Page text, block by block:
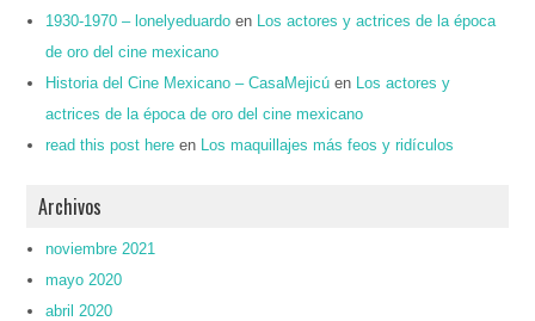
1930-1970 – lonelyeduardo en
Los actores y actrices de la época
de oro del cine mexicano
Historia del Cine Mexicano – CasaMejicú en
Los actores y
actrices de la época de oro del cine mexicano
read this post here en Los maquillajes más feos y ridículos
Archivos
noviembre 2021
mayo 2020
abril 2020